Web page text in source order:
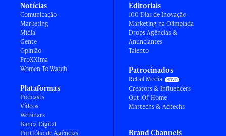
Notícias
Comunicação
Marketing
Mídia
Gente
Opinião
ProXXIma
Women To Watch
Plataformas
Podcasts
Vídeos
Webinars
Banca Digital
Portfólio de Agências
Editoriais
100 Dias de Inovação
Marketing na Olimpíada
Drops Agências &
Anunciantes
Talento
Patrocinados
Retail Media
Creators & Influencers
Out-Of-Home
Martechs & Adtechs
Brand Channels